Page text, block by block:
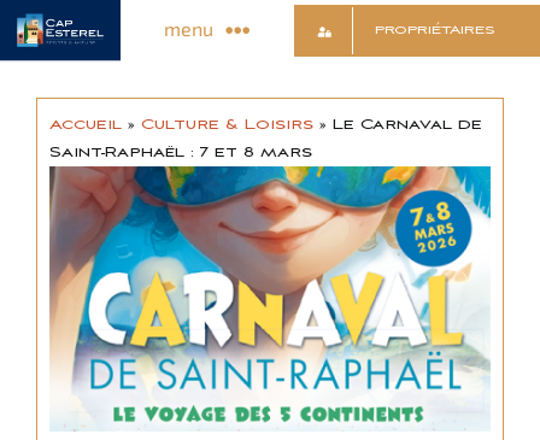
Passer
au
menu
Commerces & Services
Animations & Infos
Sports & Détente
Culture & Loisirs
PROPRIÉTAIRES
Accueil» Culture & Loisirs» Le Carnaval de
Saint-Raphaël : 7 et 8 mars